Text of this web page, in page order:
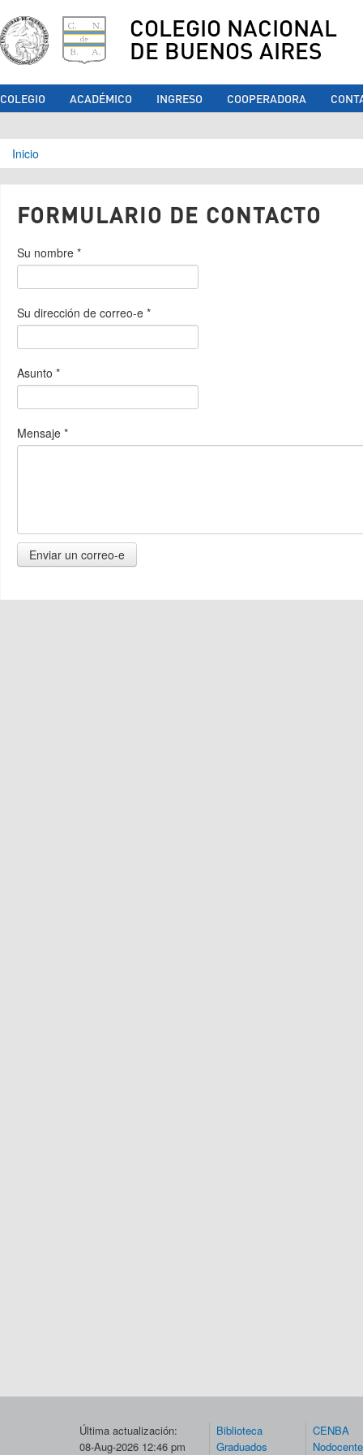
COLEGIO NACIONAL
DE BUENOS AIRES
COLEGIO ACADÉMICO INGRESO COOPERADORA
Se encuentra usted aquí
Inicio
FORMULARIO DE CONTACTO
Su nombre *
Su dirección de correo-e *
Asunto *
Mensaje *
Última actualización:
08-Aug-2026 12:46 pm
Biblioteca
Graduados
CENBA